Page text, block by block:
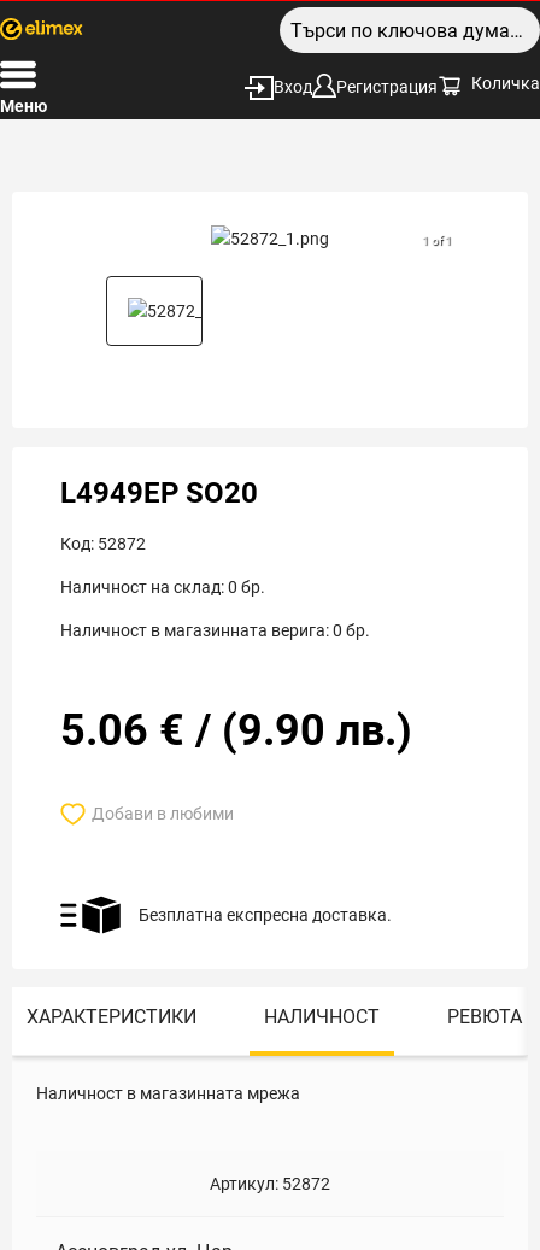
Меню
Вход Регистрация Количка
1 of 1
L4949EP SO20
Код: 52872
Наличност на склад:0 бр.
Наличност в магазинната верига:0 бр.
5.06 € / (9.90 лв.)
Добави в любими
Безплатна експресна доставка.
ХАРАКТЕРИСТИКИ НАЛИЧНОСТ РЕВЮТА
Наличност в магазинната мрежа
Артикул: 52872